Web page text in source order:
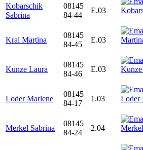
Kobarschik
Sabrina
08145
84-44
E.03
Kral Martina
08145
84-45
E.03
Kunze Laura
08145
84-46
E.03
Loder Marlene
08145
84-17
1.03
Merkel Sabrina
08145
84-24
2.04